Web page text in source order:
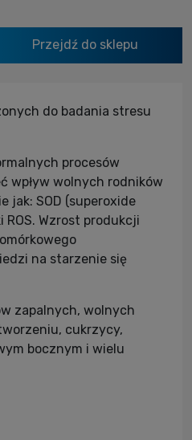
Przejdź do sklepu
do badania stresu
procesów
wpływ wolnych rodników
jak: SOD (superoxide
Wzrost produkcji
na starzenie się
zapalnych, wolnych
cukrzycy,
bocznym i wielu